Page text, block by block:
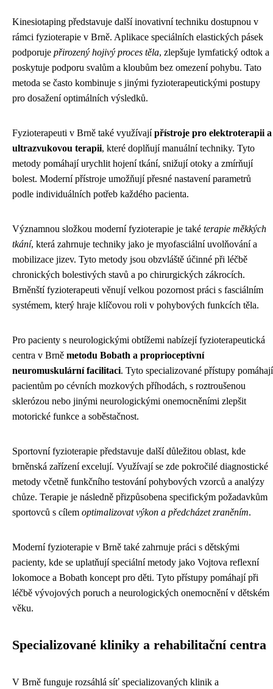
Kinesiotaping představuje další inovativní techniku dostupnou v
rámci fyzioterapie v Brně. Aplikace speciálních elastických pásek
podporuje přirozený hojivý proces těla, zlepšuje lymfatický odtok a
poskytuje podporu svalům a kloubům bez omezení pohybu. Tato
metoda se často kombinuje s jinými fyzioterapeutickými postupy
pro dosažení optimálních výsledků.
Fyzioterapeuti v Brně také využívajípřístroje pro elektroterapii a
ultrazvukovou terapii, které doplňují manuální techniky. Tyto
metody pomáhají urychlit hojení tkání, snižují otoky a zmírňují
bolest. Moderní přístroje umožňují přesné nastavení parametrů
podle individuálních potřeb každého pacienta.
Významnou složkou moderní fyzioterapie je také terapie měkkých
tkání, která zahrnuje techniky jako je myofasciální uvolňování a
mobilizace jizev. Tyto metody jsou obzvláště účinné při léčbě
chronických bolestivých stavů a po chirurgických zákrocích.
Brněnští fyzioterapeuti věnují velkou pozornost práci s fasciálním
systémem, který hraje klíčovou roli v pohybových funkcích těla.
Pro pacienty s neurologickými obtížemi nabízejí fyzioterapeutická
centra v Brně metodu Bobath a proprioceptivní
neuromuskulární facilitaci. Tyto specializované přístupy pomáhají
pacientům po cévních mozkových příhodách, s roztroušenou
sklerózou nebo jinými neurologickými onemocněními zlepšit
motorické funkce a soběstačnost.
Sportovní fyzioterapie představuje další důležitou oblast, kde
brněnská zařízení excelují. Využívají se zde pokročilé diagnostické
metody včetně funkčního testování pohybových vzorců a analýzy
chůze. Terapie je následně přizpůsobena specifickým požadavkům
sportovců s cílem optimalizovat výkon a předcházet zraněním.
Moderní fyzioterapie v Brně také zahrnuje práci s dětskými
pacienty, kde se uplatňují speciální metody jako Vojtova reflexní
lokomoce a Bobath koncept pro děti. Tyto přístupy pomáhají při
léčbě vývojových poruch a neurologických onemocnění v dětském
věku.
Specializované kliniky a rehabilitační centra
V Brně funguje rozsáhlá síť specializovaných klinik a